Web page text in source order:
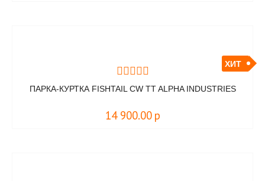
ХИТ
ПАРКА-КУРТКА FISHTAIL CW TT ALPHA INDUSTRIES
14 900.00 р